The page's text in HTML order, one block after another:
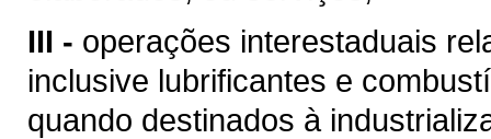
III - operações interestaduais
inclusive lubrificantes e
quando destinados à